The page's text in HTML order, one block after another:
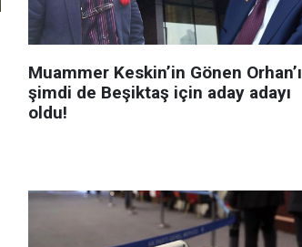
Muammer Keskin’in Gönen Orhan’ı
şimdi de Beşiktaş için aday adayı
oldu!